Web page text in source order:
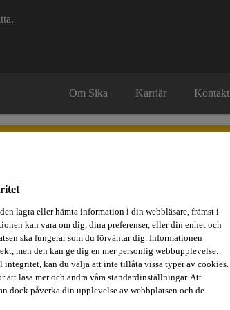
Om Sika Karriär Kontakt
Teknisk Support Föreskrivare / Arkitekt
Ucrete® UL (BE)
lagra eller hämta information i din webbläsare, främst i
kan vara om dig, dina preferenser, eller din enhet och
ska fungerar som du förväntar dig. Informationen
men den kan ge dig en mer personlig webbupplevelse.
integritet, kan du välja att inte tillåta vissa typer av cookies.
läsa mer och ändra våra standardinställningar. Att
dock påverka din upplevelse av webbplatsen och de